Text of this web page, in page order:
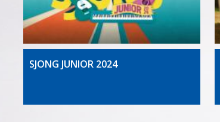
SJONG JUNIOR 2024